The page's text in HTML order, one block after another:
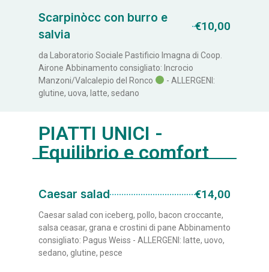
Scarpinòcc con burro e
salvia
€10,00
da Laboratorio Sociale Pastificio Imagna di Coop.
Airone Abbinamento consigliato: Incrocio
Manzoni/Valcalepio del Ronco
- ALLERGENI:
glutine, uova, latte, sedano
PIATTI UNICI -
Equilibrio e comfort
Caesar salad €14,00
Caesar salad con iceberg, pollo, bacon croccante,
salsa ceasar, grana e crostini di pane Abbinamento
consigliato: Pagus Weiss - ALLERGENI: latte, uovo,
sedano, glutine, pesce